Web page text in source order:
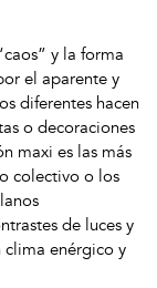
y la forma
el aparente y
diferentes hacen
o decoraciones
maxi es las más
colectivo o los
de luces y
clima enérgico y